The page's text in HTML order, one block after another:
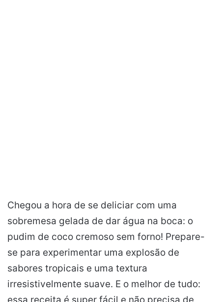
Chegou a hora de se deliciar com uma
sobremesa gelada de dar água na boca: o
pudim de coco cremoso sem forno! Prepare-
se para experimentar uma explosão de
sabores tropicais e uma textura
irresistivelmente suave. E o melhor de tudo: